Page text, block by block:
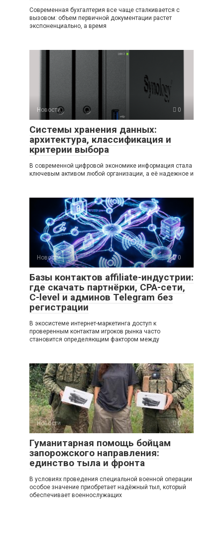
Современная бухгалтерия все чаще сталкивается с
вызовом: объем первичной документации растет
экспоненциально, а время
Новости 0
Системы хранения данных:
архитектура, классификация и
критерии выбора
В современной цифровой экономике информация стала
ключевым активом любой организации, а её надежное и
Новости 0
Базы контактов affiliate-индустрии:
где скачать партнёрки, CPA-сети,
C-level и админов Telegram без
регистрации
В экосистеме интернет-маркетинга доступ к
проверенным контактам игроков рынка часто
становится определяющим фактором между
Новости 0
Гуманитарная помощь бойцам
запорожского направления:
единство тыла и фронта
В условиях проведения специальной военной операции
особое значение приобретает надёжный тыл, который
обеспечивает военнослужащих